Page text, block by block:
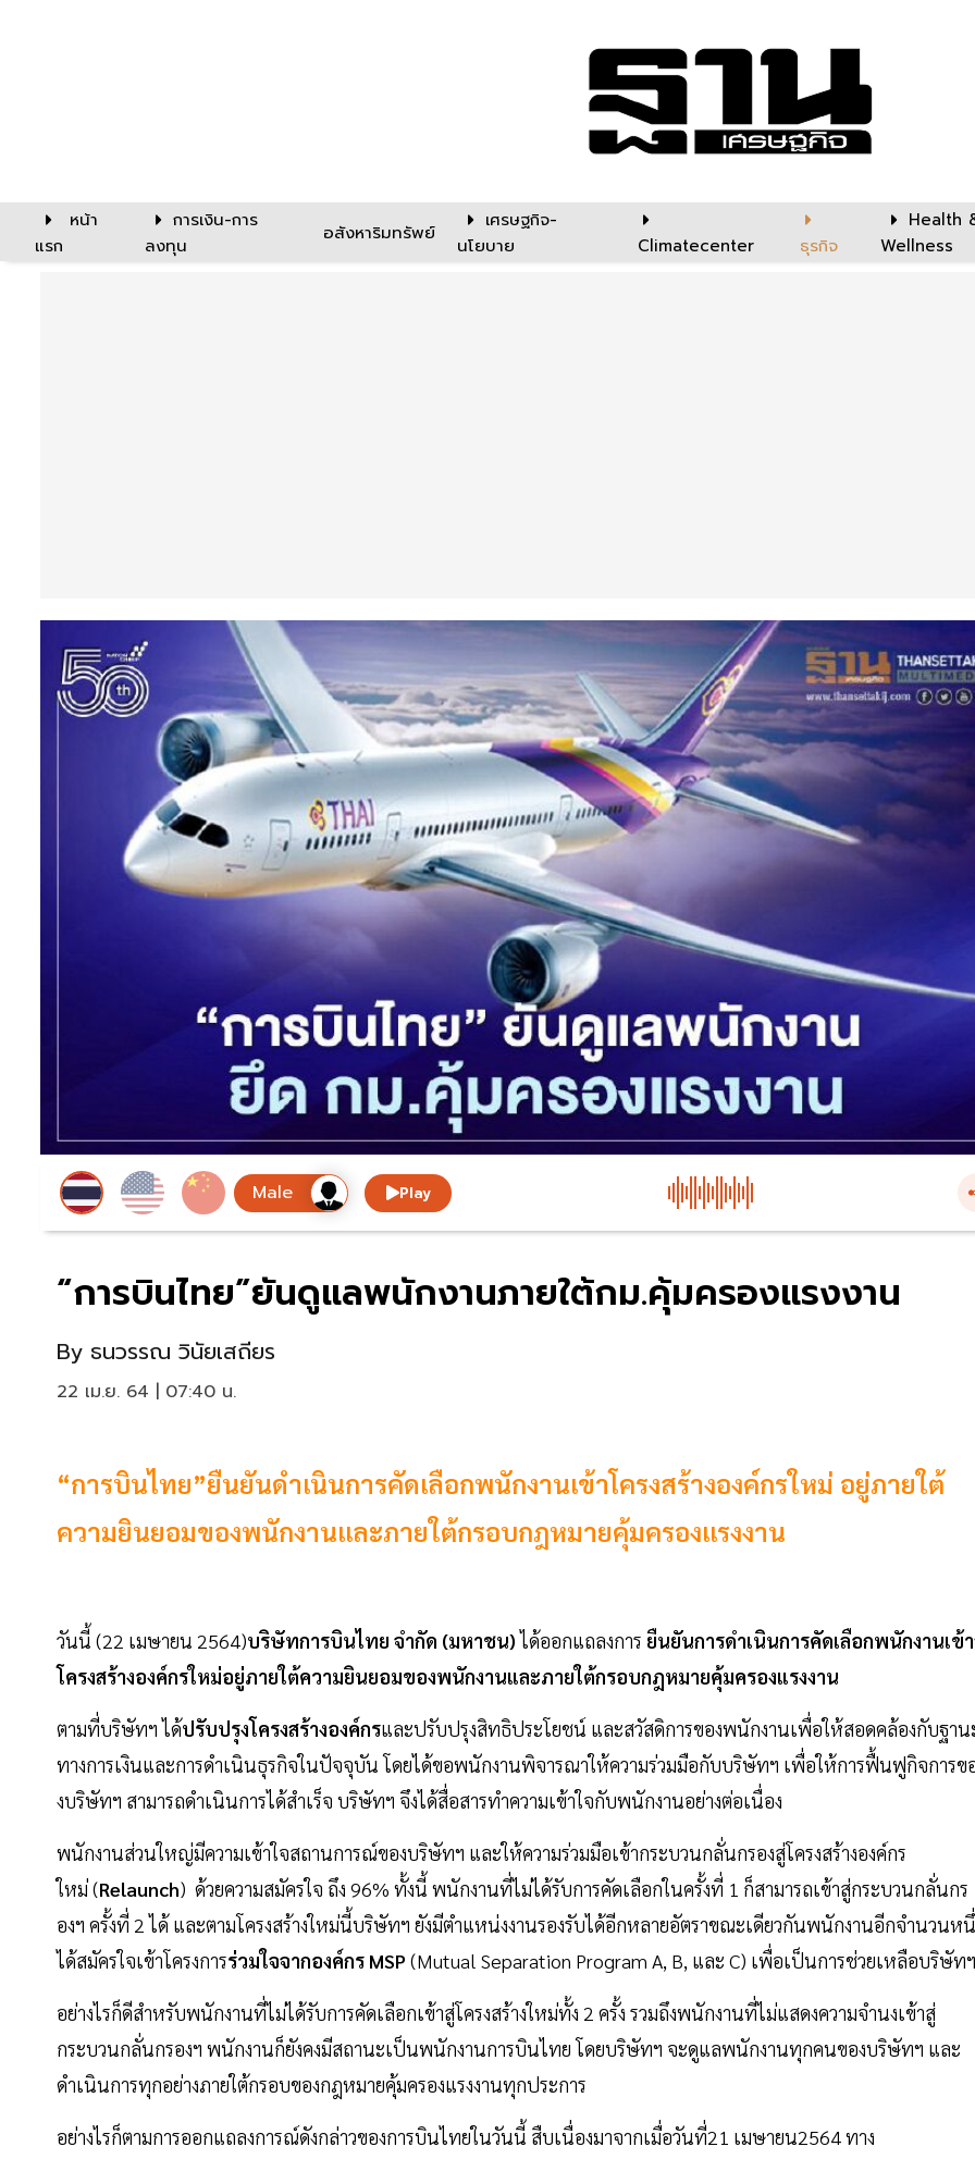
หน้า
แรก
การเงิน-การ
ลงทุน
อสังหาริมทรัพย์
เศรษฐกิจ-
นโยบาย
Climatecenter ธุรกิจ
Health
Wellness
Play
“การบินไทย”ยันดูแลพนักงานภายใต้กม.คุ้มครองแรงงาน
By ธนวรรณ วินัยเสถียร
22 เม.ย. 64 | 07:40 น.
“การบินไทย”ยืนยันดำเนินการคัดเลือกพนักงานเข้าโครงสร้างองค์กรใหม่ อยู่ภายใต้
ความยินยอมของพนักงานและภายใต้กรอบกฎหมายคุ้มครองแรงงาน
วันนี้ (22 เมษายน 2564)บริษัทการบินไทย จำกัด (มหาชน)ได้ออกแถลงการ ยืนยันการดำเนินการคัดเลือกพนักงานเข้
โครงสร้างองค์กรใหม่อยู่ภายใต้ความยินยอมของพนักงานและภายใต้กรอบกฎหมายคุ้มครองแรงงาน
ตามที่บริษัทฯ ได้ปรับปรุงโครงสร้างองค์กรและปรับปรุงสิทธิประโยชน์ และสวัสดิการของพนักงานเพื่อให้สอดคล้องกับฐาน
ทางการเงินและการดำเนินธุรกิจในปัจจุบัน โดยได้ขอพนักงานพิจารณาให้ความร่วมมือกับบริษัทฯ เพื่อให้การฟื้นฟูกิจการข
งบริษัทฯ สามารถดำเนินการได้สำเร็จ บริษัทฯ จึงได้สื่อสารทำความเข้าใจกับพนักงานอย่างต่อเนื่อง
พนักงานส่วนใหญ่มีความเข้าใจสถานการณ์ของบริษัทฯ และให้ความร่วมมือเข้ากระบวนกลั่นกรองสู่โครงสร้างองค์กร
ใหม่ (Relaunch) ด้วยความสมัครใจ ถึง 96% ทั้งนี้ พนักงานที่ไม่ได้รับการคัดเลือกในครั้งที่ 1 ก็สามารถเข้าสู่กระบวนกลั่นกร
องฯ ครั้งที่ 2 ได้ และตามโครงสร้างใหม่นี้บริษัทฯ ยังมีตำแหน่งงานรองรับได้อีกหลายอัตราขณะเดียวกันพนักงานอีกจำนวนห
ได้สมัครใจเข้าโครงการร่วมใจจากองค์กร MSP (Mutual Separation Program A, B, และ C) เพื่อเป็นการช่วยเหลือบริษัทฯ
อย่างไรก็ดีสำหรับพนักงานที่ไม่ได้รับการคัดเลือกเข้าสู่โครงสร้างใหม่ทั้ง 2 ครั้ง รวมถึงพนักงานที่ไม่แสดงความจำนงเข้าสู่
กระบวนกลั่นกรองฯ พนักงานก็ยังคงมีสถานะเป็นพนักงานการบินไทย โดยบริษัทฯ จะดูแลพนักงานทุกคนของบริษัทฯ และ
ดำเนินการทุกอย่างภายใต้กรอบของกฎหมายคุ้มครองแรงงานทุกประการ
อย่างไรก็ตามการออกแถลงการณ์ดังกล่าวของการบินไทยในวันนี้ สืบเนื่องมาจากเมื่อวันที่21 เมษายน2564 ทาง